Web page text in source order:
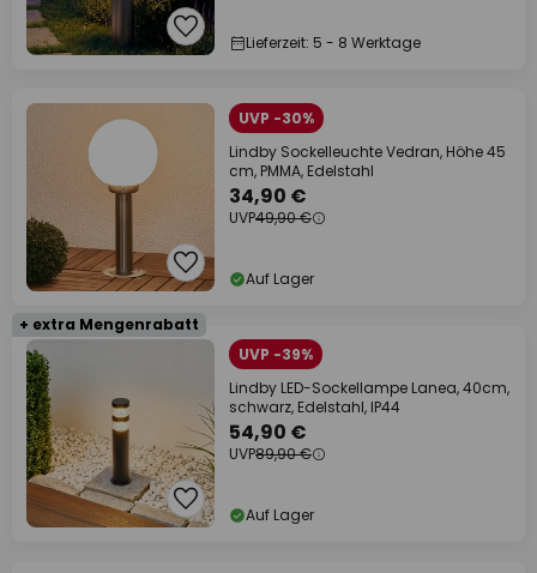
Lieferzeit: 5 - 8 Werktage
UVP -30%
Lindby Sockelleuchte Vedran, Höhe 45
cm, PMMA, Edelstahl
34,90 €
UVP49,90 €
Auf Lager
+ extra Mengenrabatt
UVP -39%
Lindby LED-Sockellampe Lanea, 40cm,
schwarz, Edelstahl, IP44
54,90 €
UVP89,90 €
Auf Lager